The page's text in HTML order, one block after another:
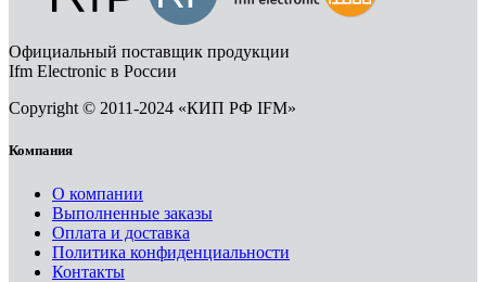
Официальный поставщик продукции
Ifm Electronic в России
Copyright © 2011-2024 «КИП РФ IFM»
Компания
О компании
Выполненные заказы
Оплата и доставка
Политика конфиденциальности
Контакты